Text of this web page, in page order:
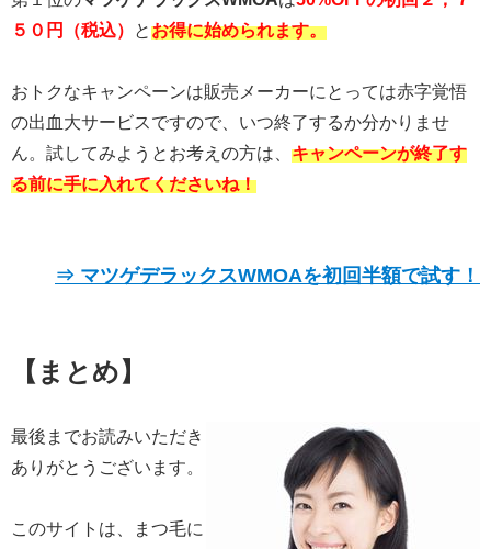
５０円（税込）
とお得に始められます。
おトクなキャンペーンは販売メーカーにとっては赤字覚悟
の出血大サービスですので、いつ終了するか分かりませ
ん。試してみようとお考えの方は、 キャンペーンが終了す
る前に手に入れてくださいね！
⇒ マツゲデラックスWMOAを初回半額で試す！
【まとめ】
最後までお読みいただき
ありがとうございます。
このサイトは、まつ毛に